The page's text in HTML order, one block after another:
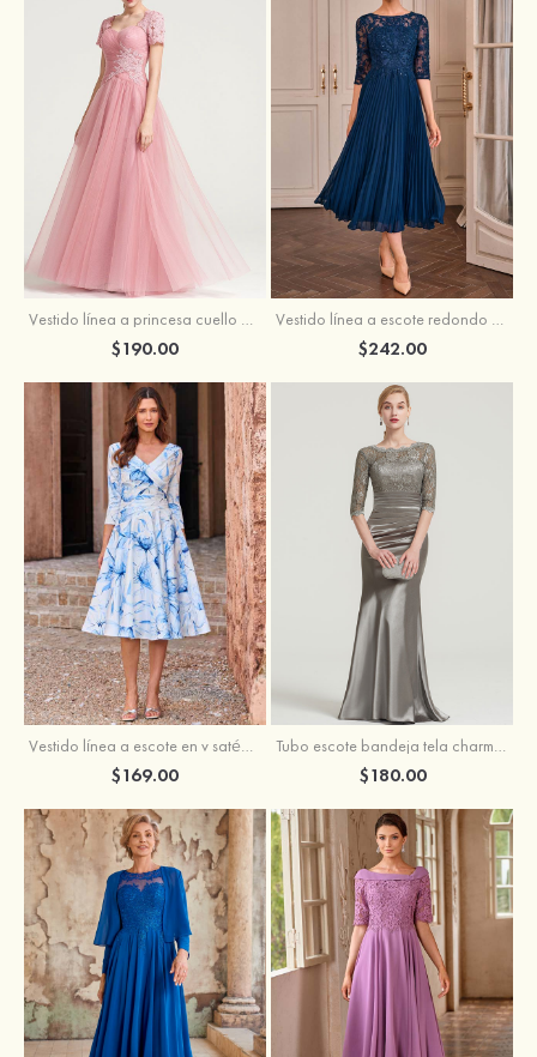
$190.00 $242.00
Vestido línea a escote en v satén hasta la tibia vestido de madrina
$169.00
Tubo escote bandeja tela charmeuse hasta el suelo vestido de madrina
$180.00